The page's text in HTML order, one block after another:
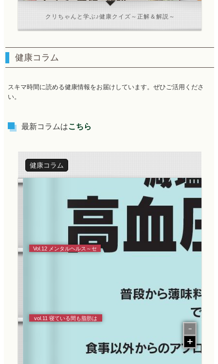
5月②：喫煙
クリちゃんと学ぶ♪健康クイズ～正解＆解説～
健康コラム
スキマ時間に読める健康情報をお届けしています。ぜひご活用くださ
い。
最新コラムはこちら
健康コラム
Vol.12 メンタルヘルス～セ
ルフケアで体も心も健康に
vol.11 寝ている間も脂肪は
燃える！ ～睡眠＝脂肪燃